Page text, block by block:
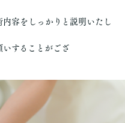
容をしっかりと説明いたし
いすることがござ